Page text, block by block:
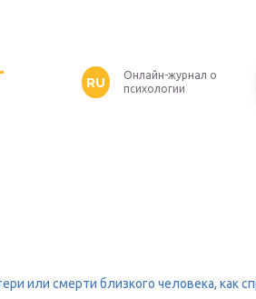
RU
Онлайн-журнал о
психологии
или смерти близкого человека, как